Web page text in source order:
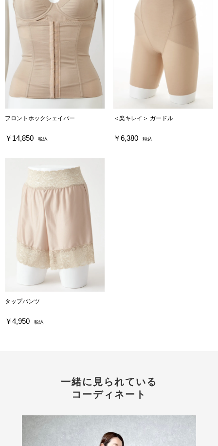
フロントホックシェイパー
￥14,850 税込
＜楽キレイ＞ ガードル
￥6,380 税込
タップパンツ
￥4,950 税込
一緒に見られている
コーディネート